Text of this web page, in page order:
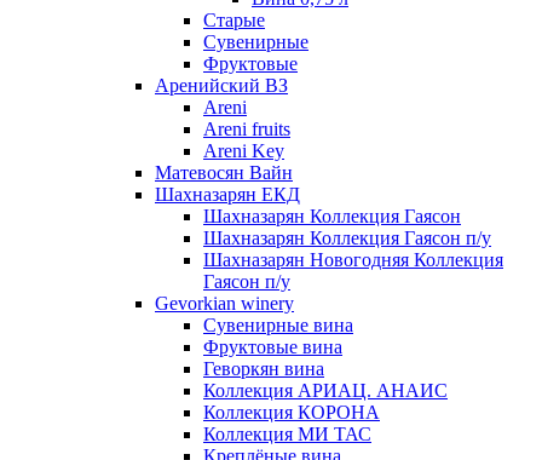
Старые
Сувенирные
Фруктовые
Аренийский ВЗ
Areni
Areni fruits
Areni Key
Матевосян Вайн
Шахназарян ЕКД
Шахназарян Коллекция Гаясон
Шахназарян Коллекция Гаясон п/у
Шахназарян Новогодняя Коллекция
Гаясон п/у
Gevorkian winery
Сувенирные вина
Фруктовые вина
Геворкян вина
Коллекция АРИАЦ. АНАИС
Коллекция КОРОНА
Коллекция МИ ТАС
Креплёные вина